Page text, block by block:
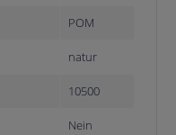
POM
natur
10500
Nein